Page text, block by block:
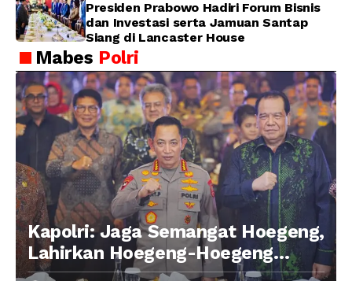
Presiden Prabowo Hadiri Forum Bisnis
dan Investasi serta Jamuan Santap
Siang di Lancaster House
Mabes Polri
Kapolri: Jaga Semangat Hoegeng,
Lahirkan Hoegeng-Hoegeng
Berikutnya